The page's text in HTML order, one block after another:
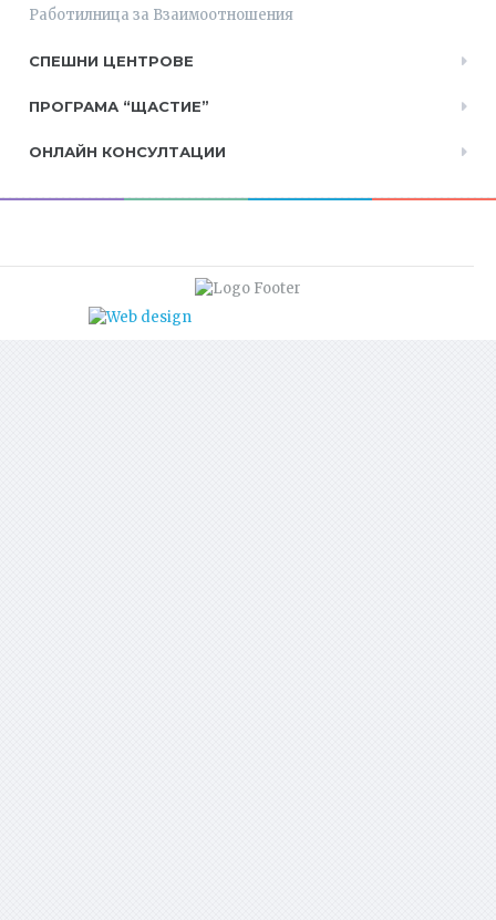
Работилница за Взаимоотношения
СПЕШНИ ЦЕНТРОВЕ
ПРОГРАМА “ЩАСТИЕ”
ОНЛАЙН КОНСУЛТАЦИИ